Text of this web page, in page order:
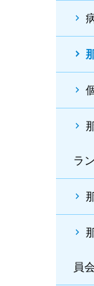
ラン
員会